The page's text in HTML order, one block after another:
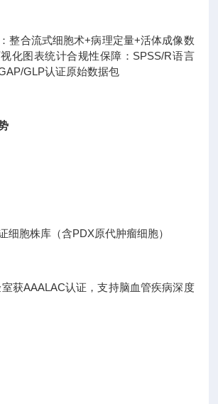
整合流式细胞术+病理定量+活体成像数
化图表统计合规性保障：SPSS/R语言
GLP认证原始数据包
细胞株库（含PDX原代肿瘤细胞）
获AAALAC认证，支持脑血管疾病深度